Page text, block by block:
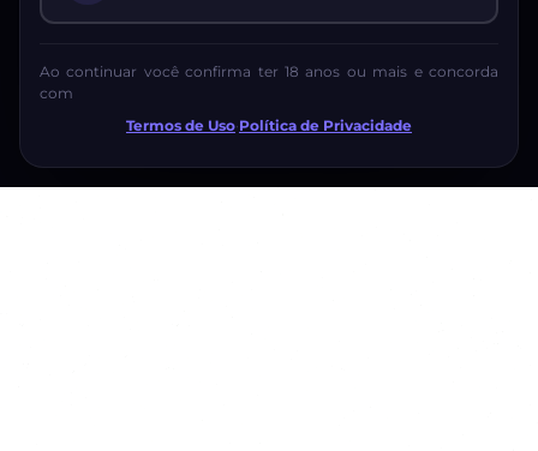
Ao continuar você confirma ter 18 anos ou mais e concorda
com
Termos de Uso·Política de Privacidade